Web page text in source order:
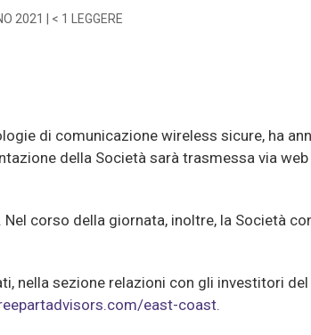
2021 < 1 LEGGERE
di comunicazione wireless sicure, ha
della Società sarà trasmessa via
corso della giornata, inoltre, la Società
nella sezione relazioni con gli investitori
east-coast.